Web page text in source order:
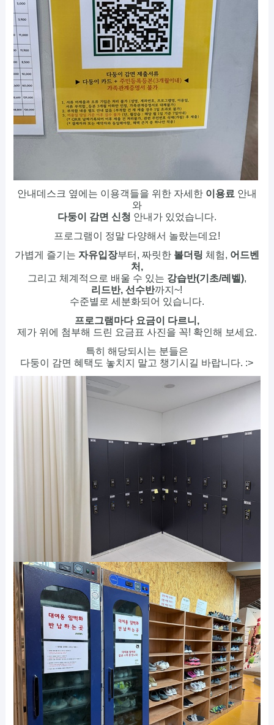
안내데스크 옆에는 이용객들을 위한 자세한 이용료 안내
와
다둥이 감면 신청 안내가 있었습니다.
프로그램이 정말 다양해서 놀랐는데요!
가볍게 즐기는 자유입장부터, 짜릿한 볼더링 체험, 어드벤
처,
그리고 체계적으로 배울 수 있는 강습반(기초/레벨),
리드반, 선수반까지~!
수준별로 세분화되어 있습니다.
프로그램마다 요금이 다르니,
제가 위에 첨부해 드린 요금표 사진을 꼭! 확인해 보세요.
특히 해당되시는 분들은
다둥이 감면 혜택도 놓치지 말고 챙기시길 바랍니다. :>